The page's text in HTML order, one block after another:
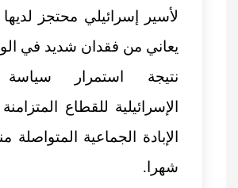
لأسير إسرائيلي محتجز
يعاني من فقدان شديد في
نتيجة استمرار سياسة
الإسرائيلية للقطاع
شهرا.